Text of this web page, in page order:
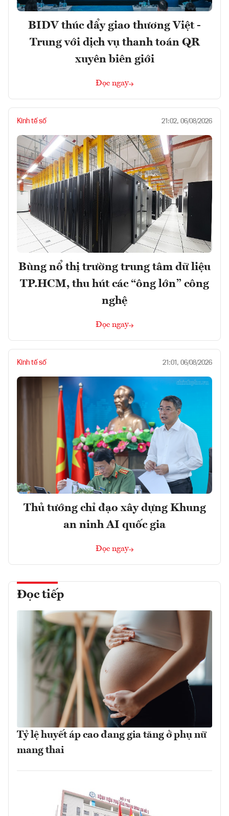
BIDV thúc đẩy giao thương Việt -
Trung với dịch vụ thanh toán QR
xuyên biên giới
Đọc ngay
Kinh tế số 21:02, 06/08/2026
Bùng nổ thị trường trung tâm dữ liệu
TP.HCM, thu hút các “ông lớn” công
nghệ
Đọc ngay
Kinh tế số 21:01, 06/08/2026
Thủ tướng chỉ đạo xây dựng Khung
an ninh AI quốc gia
Đọc ngay
Đọc tiếp
Tỷ lệ huyết áp cao đang gia tăng ở phụ nữ
mang thai